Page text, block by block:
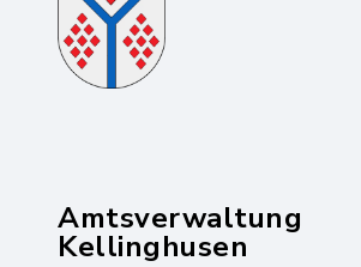
Amtsverwaltung
Kellinghusen